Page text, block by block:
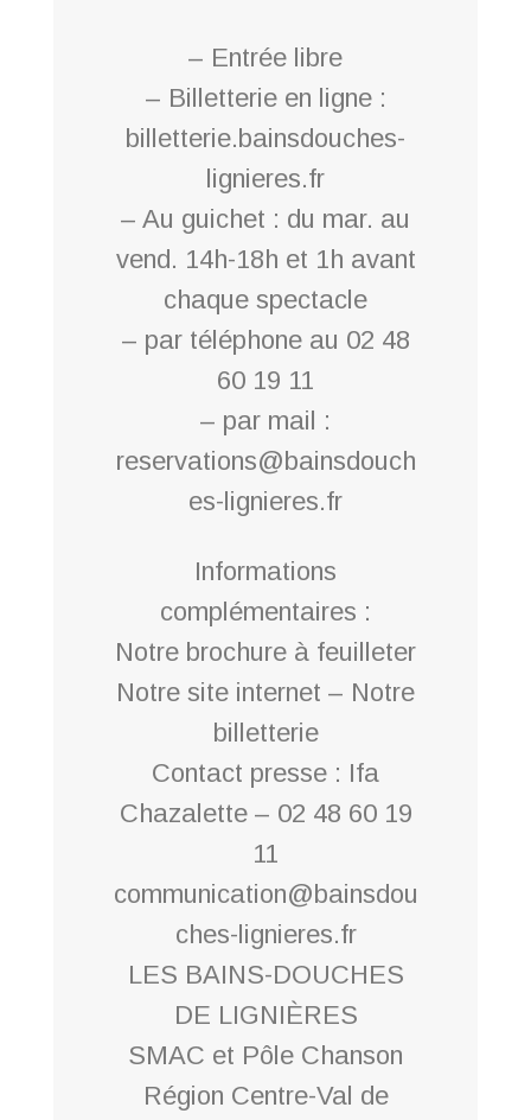
– Entrée libre
– Billetterie en ligne :
billetterie.bainsdouches-
lignieres.fr
– Au guichet : du mar. au
vend. 14h-18h et 1h avant
chaque spectacle
– par téléphone au 02 48
60 19 11
– par mail :
reservations@bainsdouch
es-lignieres.fr
Informations
complémentaires :
Notre brochure à feuilleter
Notre site internet – Notre
billetterie
Contact presse : Ifa
Chazalette – 02 48 60 19
11
communication@bainsdou
ches-lignieres.fr
LES BAINS-DOUCHES
DE LIGNIÈRES
SMAC et Pôle Chanson
Région Centre-Val de